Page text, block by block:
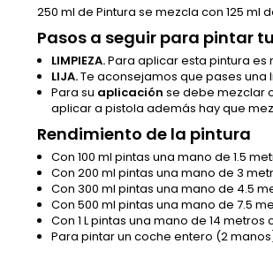
250 ml de Pintura se mezcla con 125 ml
Pasos a seguir para pintar
LIMPIEZA.Para aplicar esta pintura
LIJA.Te aconsejamos que pases
Para su aplicación se debe mezclar
aplicar a pistola además hay que
Rendimiento de la pintura
Con 100 ml pintas una mano de 1.5
Con 200 ml pintas una mano de 3
Con 300 ml pintas una mano de 4.5
Con 500 ml pintas una mano de 7.5
Con 1 L pintas una mano de 14
Para pintar un coche entero (2